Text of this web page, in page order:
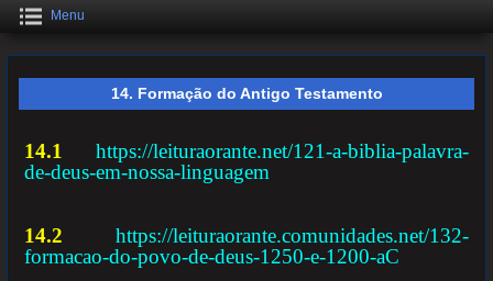
Menu
14. Formação do Antigo Testamento
14.1
https://leituraorante.net/121-a-biblia-palavra-
de-deus-em-nossa-linguagem
14.2
https://leituraorante.comunidades.net/132-
formacao-do-povo-de-deus-1250-e-1200-aC